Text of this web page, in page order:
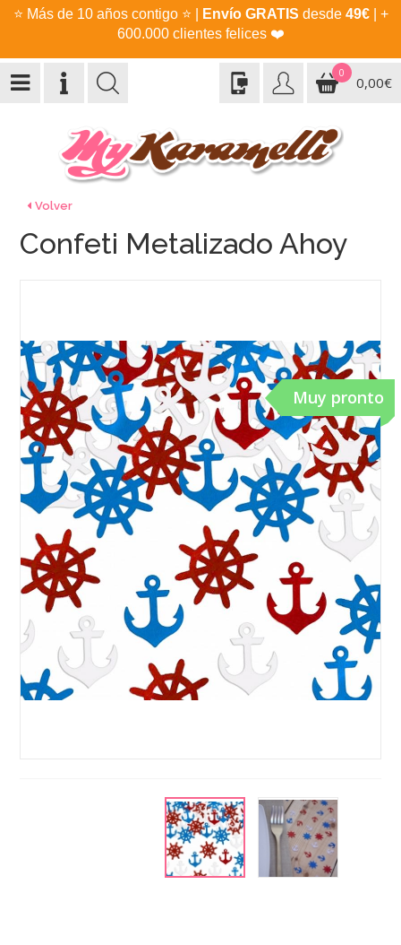
⭐ Más de 10 años contigo ⭐ Envío GRATIS desde 49€| +
600.000 clientes felices ❤️
0
0,00€
Volver
Muy pronto
Confeti Metalizado Ahoy